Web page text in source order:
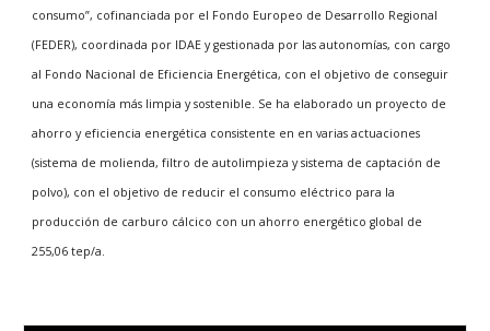
consumo”, cofinanciada por el Fondo Europeo de Desarrollo Regional
(FEDER), coordinada por IDAE y gestionada por las autonomías, con cargo
al Fondo Nacional de Eficiencia Energética, con el objetivo de conseguir
una economía más limpia y sostenible. Se ha elaborado un proyecto de
ahorro y eficiencia energética consistente en en varias actuaciones
(sistema de molienda, filtro de autolimpieza y sistema de captación de
polvo), con el objetivo de reducir el consumo eléctrico para la
producción de carburo cálcico con un ahorro energético global de
255,06 tep/a.